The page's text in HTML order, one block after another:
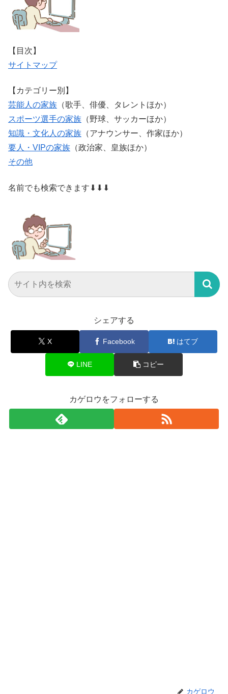
【目次】
サイトマップ
【カテゴリー別】
芸能人の家族 （歌手、俳優、タレントほか）
スポーツ選手の家族 （野球、サッカーほか）
知識・文化人の家族 （アナウンサー、作家ほか）
要人・VIPの家族 （政治家、皇族ほか）
その他
名前でも検索できます⬇⬇⬇
シェアする
X Facebook はてブ
LINE コピー
カゲロウをフォローする
カゲロウ